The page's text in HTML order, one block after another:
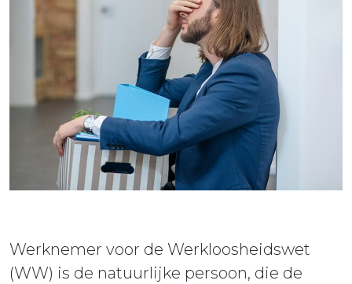
Werknemer voor de Werkloosheidswet
(WW) is de natuurlijke persoon, die de